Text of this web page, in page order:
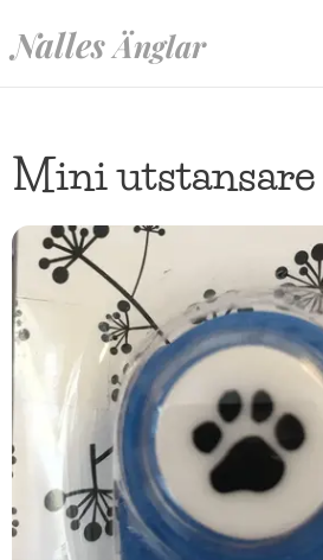
Nalles Änglar
Mini utstansare